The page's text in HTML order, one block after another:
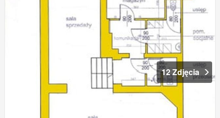
12 Zdjęcia